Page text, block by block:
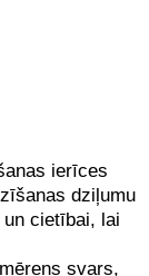
ierīces
dziļumu
cietībai, lai
svars,